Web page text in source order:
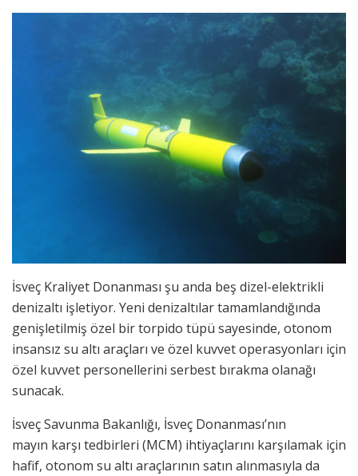
İsveç Kraliyet Donanması şu anda beş dizel-elektrikli
denizaltı işletiyor. Yeni denizaltılar tamamlandığında
genişletilmiş özel bir torpido tüpü sayesinde, otonom
insansız su altı araçları ve özel kuvvet operasyonları için
özel kuvvet personellerini serbest bırakma olanağı
sunacak.
İsveç Savunma Bakanlığı, İsveç Donanması’nın
mayın karşı tedbirleri (MCM) ihtiyaçlarını karşılamak için
hafif, otonom su altı araçlarının satın alınmasıyla da